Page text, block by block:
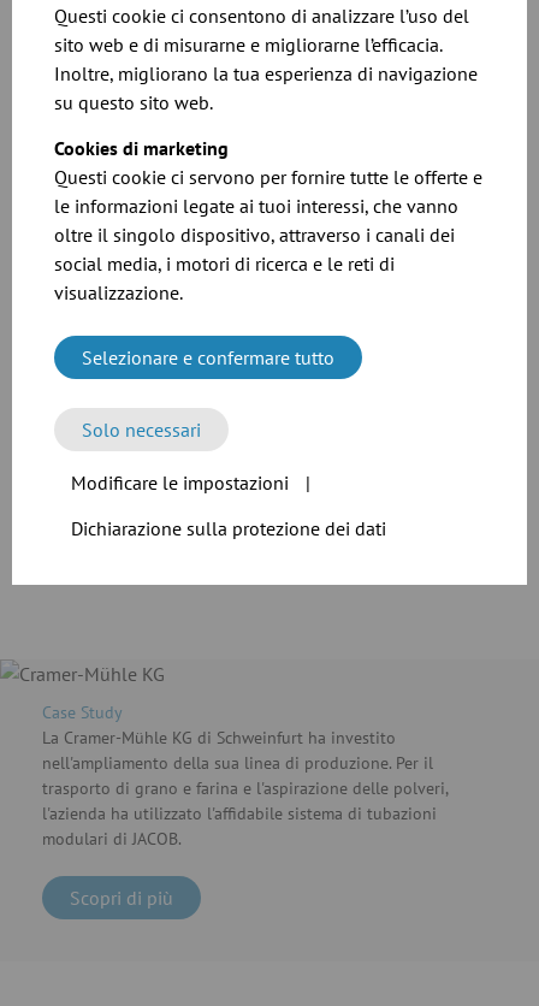
Questi cookie ci consentono di analizzare l’uso del
sito web e di misurarne e migliorarne l’efficacia.
Inoltre, migliorano la tua esperienza di navigazione
su questo sito web.
Cookies di marketing
Questi cookie ci servono per fornire tutte le offerte e
le informazioni legate ai tuoi interessi, che vanno
oltre il singolo dispositivo, attraverso i canali dei
social media, i motori di ricerca e le reti di
visualizzazione.
Selezionare e confermare tutto
Solo necessari
Modificare le impostazioni
|
Dichiarazione sulla protezione dei dati
Schede tecniche e dimensionali
Scarica
Scarica
Case Study
La Cramer-Mühle KG di Schweinfurt ha investito
nell'ampliamento della sua linea di produzione. Per il
trasporto di grano e farina e l'aspirazione delle polveri,
l'azienda ha utilizzato l'affidabile sistema di tubazioni
modulari di JACOB.
Scopri di più